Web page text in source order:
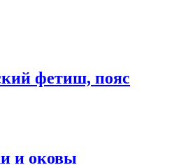
фетиш, пояс
и оковы